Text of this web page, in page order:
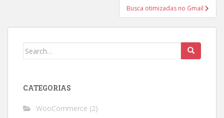
Busca otimizadas no Gmail
Search
CATEGORIAS
WooCommerce (2)